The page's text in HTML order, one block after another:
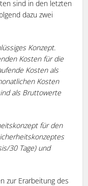
sind in den letzten
dazu zwei
Konzept.
Kosten für die
Kosten als
Kosten
als Bruttowerte
für den
30 Tage) und
zur Erarbeitung des